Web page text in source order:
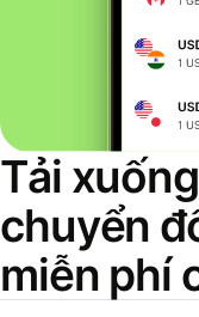
Tải
chuyển
miễn phí